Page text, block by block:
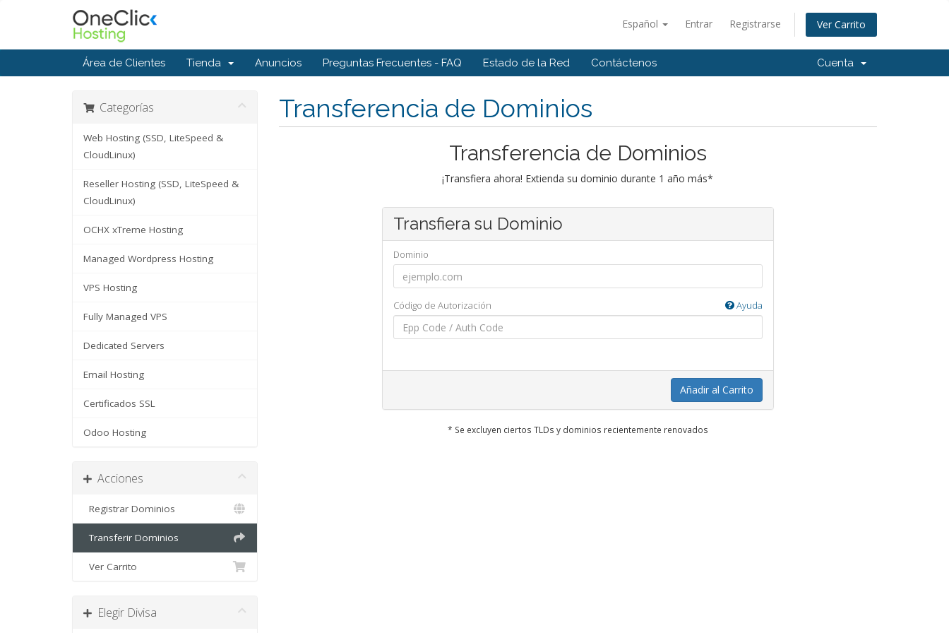
Español Entrar Registrarse Ver Carrito
Área de Clientes Tienda Anuncios Preguntas Frecuentes - FAQ Estado de la Red Contáctenos Cuenta
Categorías
Web Hosting (SSD, LiteSpeed &
CloudLinux)
Reseller Hosting (SSD, LiteSpeed &
CloudLinux)
OCHX xTreme Hosting
Managed Wordpress Hosting
VPS Hosting
Fully Managed VPS
Dedicated Servers
Email Hosting
Certificados SSL
Odoo Hosting
Acciones
Registrar Dominios
Transferir Dominios
Ver Carrito
Elegir Divisa
Transferencia de Dominios
Transferencia de Dominios
¡Transfiera ahora! Extienda su dominio durante 1 año más*
Transfiera su Dominio
Dominio
Código de Autorización Ayuda
Añadir al Carrito
* Se excluyen ciertos TLDs y dominios recientemente renovados